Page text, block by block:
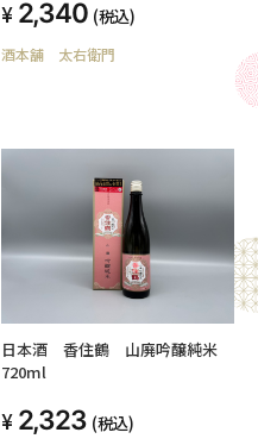
2,340 (税込)
酒本舗 太右衛門
日本酒 香住鶴 山廃吟醸純米
720ml
2,323 (税込)